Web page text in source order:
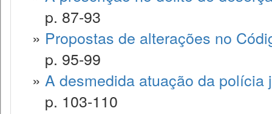
p. 87-93
» Propostas de alterações no
p. 95-99
» A desmedida atuação da polícia
p. 103-110